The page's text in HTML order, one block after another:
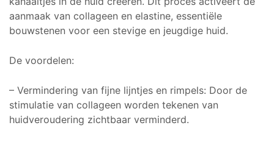
aanmaak van collageen en elastine, essentiële
bouwstenen voor een stevige en jeugdige huid.
De voordelen:
– Vermindering van fijne lijntjes en rimpels: Door de
stimulatie van collageen worden tekenen van
huidveroudering zichtbaar verminderd.